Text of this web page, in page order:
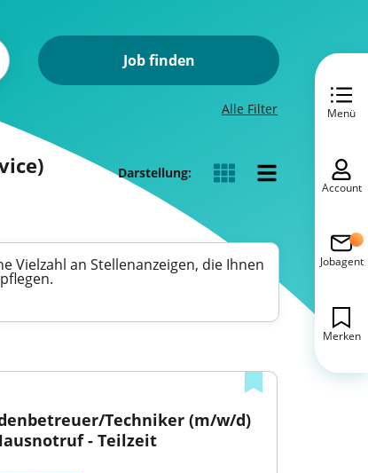
Job finden
Alle Filter
Darstellung:
Vielzahl an Stellenanzeigen, die Ihnen
Techniker (m/w/d)
- Teilzeit
Menü
Account
Jobagent
Merken